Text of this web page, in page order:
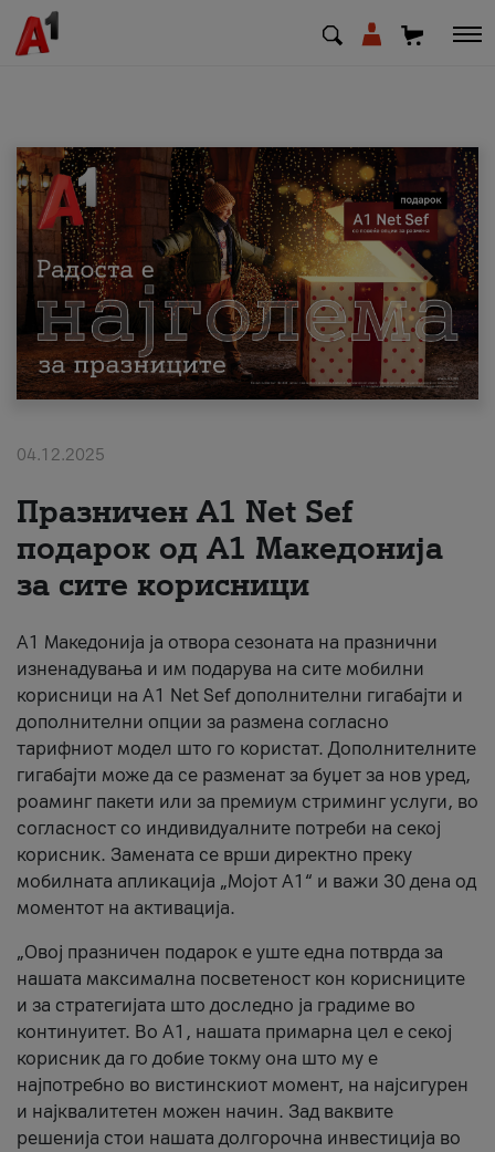
МК EN SQ
Приватни Деловни
Поддршка
Надополни кредит
За нас
#ПодобарОнлајн
04.12.2025
Празничен A1 Net Sеf
подарок од А1 Македонија
за сите корисници
А1 Македонија ја отвора сезоната на празнични
изненадувања и им подарува на сите мобилни
корисници на A1 Net Sef дополнителни гигабајти и
дополнителни опции за размена согласно
тарифниот модел што го користат. Дополнителните
гигабајти може да се разменат за буџет за нов уред,
роаминг пакети или за премиум стриминг услуги, во
согласност со индивидуалните потреби на секој
корисник. Замената се врши директно преку
мобилната апликација „Мојот А1“ и важи 30 дена од
моментот на активација.
„Овој празничен подарок е уште една потврда за
нашата максимална посветеност кон корисниците
и за стратегијата што доследно ја градиме во
континуитет. Во А1, нашата примарна цел е секој
корисник да го добие токму она што му е
најпотребно во вистинскиот момент, на најсигурен
и најквалитетен можен начин. Зад ваквите
решенија стои нашата долгорочна инвестиција во